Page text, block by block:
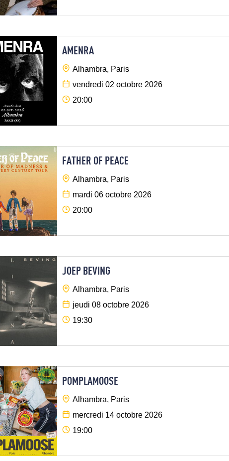
AMENRA
Alhambra, Paris
vendredi 02 octobre 2026
20:00
FATHER OF PEACE
Alhambra, Paris
mardi 06 octobre 2026
20:00
JOEP BEVING
Alhambra, Paris
jeudi 08 octobre 2026
19:30
POMPLAMOOSE
Alhambra, Paris
mercredi 14 octobre 2026
19:00